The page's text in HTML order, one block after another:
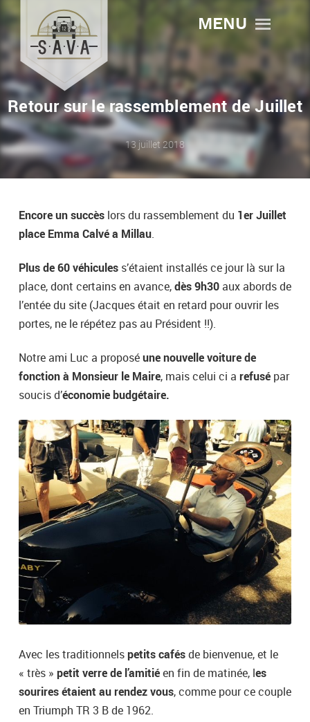
MENU
Retour sur le rassemblement de Juillet
13 juillet 2018
Encore un succèslors du rassemblement du 1er Juillet
place Emma Calvé a Millau.
Plus de 60 véhiculess’étaient installés ce jour là sur la
place, dont certains en avance,dès 9h30aux abords de
l’entée du site (Jacques était en retard pour ouvrir les
portes, ne le répétez pas au Président !!).
Notre ami Luc a proposéune nouvelle voiture de
fonction à Monsieur le Maire, mais celui ci a refusépar
soucis d’économie budgétaire.
Avec les traditionnelspetits cafésde bienvenue, et le
« très » petit verre de l’amitiéen fin de matinée, les
sourires étaient au rendez vous, comme pour ce couple
en Triumph TR 3 B de 1962.